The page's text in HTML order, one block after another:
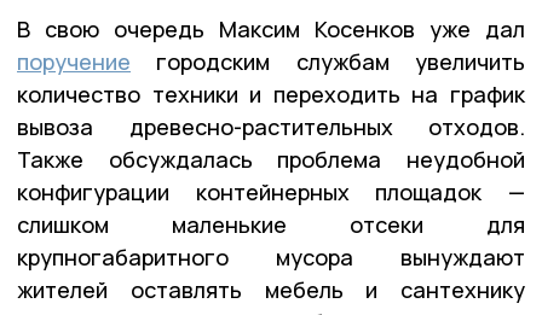
В свою очередь Максим Косенков уже дал
поручение городским службам увеличить
количество техники и переходить на график
вывоза древесно-растительных отходов.
Также обсуждалась проблема неудобной
конфигурации контейнерных площадок —
слишком маленькие отсеки для
крупногабаритного мусора вынуждают
жителей оставлять мебель и сантехнику